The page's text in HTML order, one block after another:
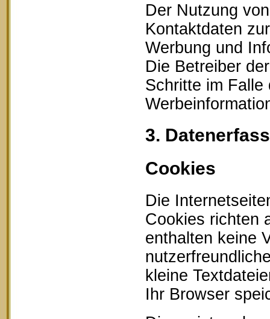
Der Nutzung
Kontaktdaten
Werbung und
Die Betreiber
Schritte im Falle
3.
Cookies
Die
Cookies richten
enthalten keine
kleine
Ihr Browser